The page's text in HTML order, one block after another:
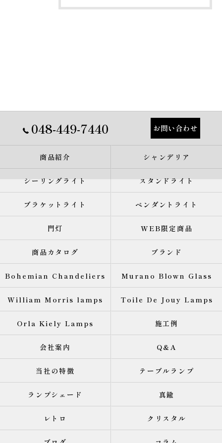
048-449-7440 お問い合わせ
商品紹介 シャンデリア
シーリングライト スタンドライト
ブラケットライト ペンダントライト
門灯 WEB限定商品
商品カタログ ブランド
Bohemian Chandeliers Murano Blown Glass
William Morris lamps Toile De Jouy Lamps
Orla Kiely Lamps 施工例
会社案内 Q&A
当社の特徴 テーブルランプ
ランプシェード 真鍮
レトロ クリスタル